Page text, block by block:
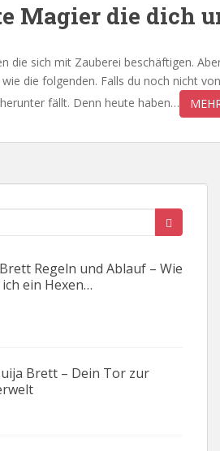
Magier die dich
die sich mit Zauberei beschäftigen.
die folgenden. Falls du noch nicht
fällt. Denn heute haben…
Regeln und Ablauf – Wie
ein Hexen…
Brett – Dein Tor zur